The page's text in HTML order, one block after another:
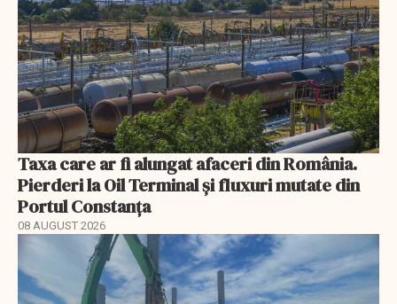
Taxa care ar fi alungat afaceri din România.
Pierderi la Oil Terminal și fluxuri mutate din
Portul Constanța
08 AUGUST 2026